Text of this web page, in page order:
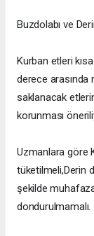
Buzdolabı ve
Kurban etleri
derece
saklanacak
korunması
Uzmanlara göre
tüketilmeli,Derin
şekilde
dondurulmamalı.